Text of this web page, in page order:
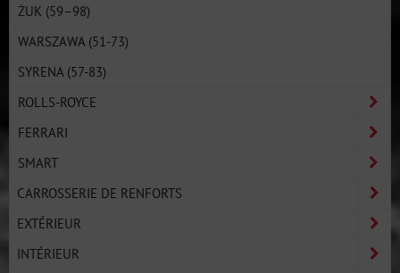
ŻUK (59–98)
WARSZAWA (51-73)
SYRENA (57-83)
ROLLS-ROYCE
FERRARI
SMART
CARROSSERIE DE RENFORTS
EXTÉRIEUR
INTÉRIEUR